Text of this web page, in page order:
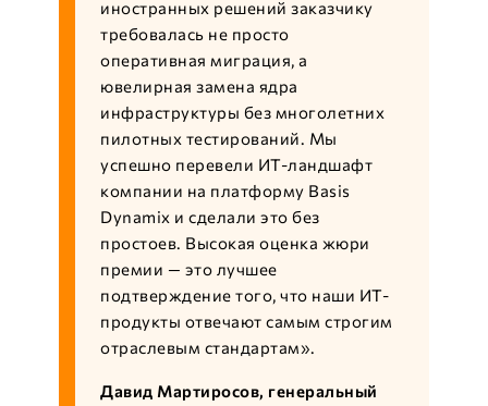
иностранных решений заказчику
требовалась не просто
оперативная миграция, а
ювелирная замена ядра
инфраструктуры без многолетних
пилотных тестирований. Мы
успешно перевели ИТ-ландшафт
компании на платформу Basis
Dynamix и сделали это без
простоев. Высокая оценка жюри
премии — это лучшее
подтверждение того, что наши ИТ-
продукты отвечают самым строгим
отраслевым стандартам».
Давид Мартиросов, генеральный